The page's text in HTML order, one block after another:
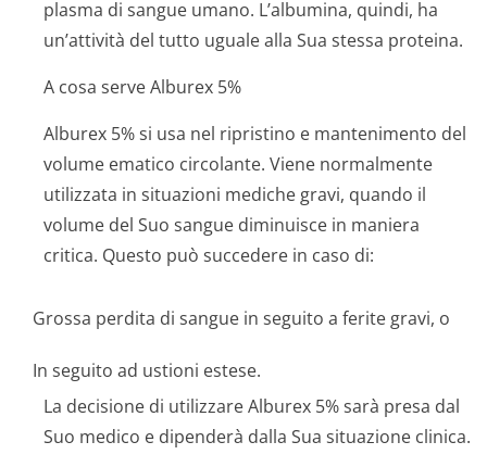
plasma di sangue umano. L’albumina, quindi, ha
un’attività del tutto uguale alla Sua stessa proteina.
A cosa serve Alburex 5%
Alburex 5% si usa nel ripristino e mantenimento del
volume ematico circolante. Viene normalmente
utilizzata in situazioni mediche gravi, quando il
volume del Suo sangue diminuisce in maniera
critica. Questo può succedere in caso di:
Grossa perdita di sangue in seguito a ferite gravi, o
In seguito ad ustioni estese.
La decisione di utilizzare Alburex 5% sarà presa dal
Suo medico e dipenderà dalla Sua situazione clinica.